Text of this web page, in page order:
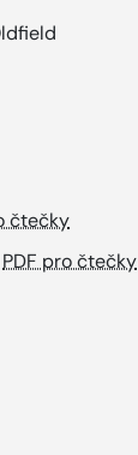
čtečky
PDF pro čtečky